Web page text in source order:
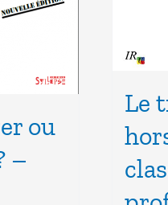
ou
–
Le